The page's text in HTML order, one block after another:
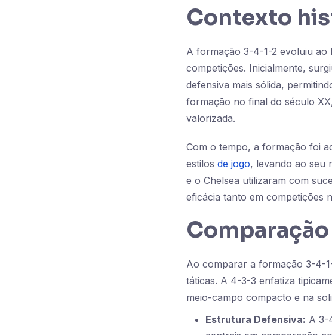
Contexto
A formação 3-4-1-2 evoluiu ao
competições. Inicialmente,
defensiva mais sólida,
formação no final do século
valorizada.
Com o tempo, a formação foi
estilos de jogo, levando ao seu
e o Chelsea utilizaram com
eficácia tanto em competições
Ao comparar a formação 3-4-
táticas. A 4-3-3 enfatiza
meio-campo compacto e na
Estrutura Defensiva: A 3-